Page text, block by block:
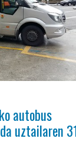
autobus
uztailaren